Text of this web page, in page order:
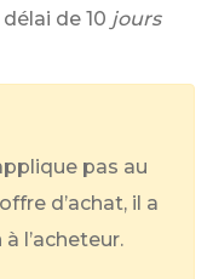
de 10 jours
pas au
d’achat, il a
l’acheteur.